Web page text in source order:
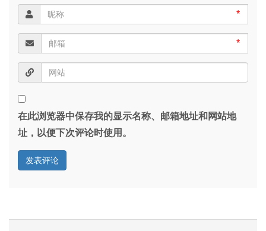
*
*
在此浏览器中保存我的显示名称、邮箱地址和网站地
址，以便下次评论时使用。